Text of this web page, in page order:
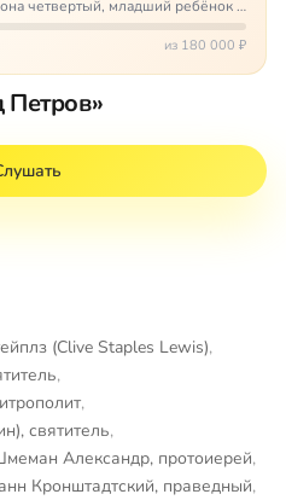
четвертый, младший ребёнок в
самого рождения Ульяну лечат.
ежедневные процедуры,из 180 000 ₽
Петров»
(Clive Staples Lewis),
,
,
святитель,
Александр, протоиерей,
Кронштадтский, праведный,